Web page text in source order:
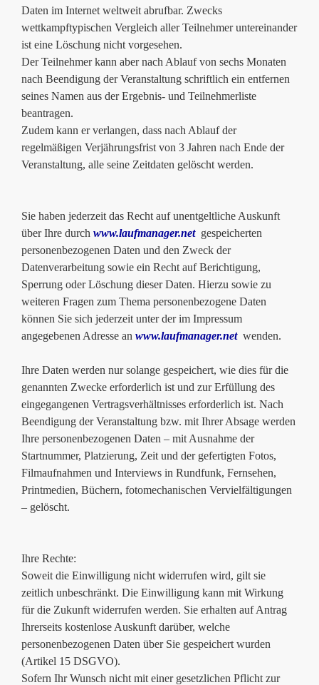
Daten im Internet weltweit abrufbar. Zwecks
wettkampftypischen Vergleich aller Teilnehmer untereinander
ist eine Löschung nicht vorgesehen.
Der Teilnehmer kann aber nach Ablauf von sechs Monaten
nach Beendigung der Veranstaltung schriftlich ein entfernen
seines Namen aus der Ergebnis- und Teilnehmerliste
beantragen.
Zudem kann er verlangen, dass nach Ablauf der
regelmäßigen Verjährungsfrist von 3 Jahren nach Ende der
Veranstaltung, alle seine Zeitdaten gelöscht werden.
Sie haben jederzeit das Recht auf unentgeltliche Auskunft
über Ihre durch www.laufmanager.netgespeicherten
personenbezogenen Daten und den Zweck der
Datenverarbeitung sowie ein Recht auf Berichtigung,
Sperrung oder Löschung dieser Daten. Hierzu sowie zu
weiteren Fragen zum Thema personenbezogene Daten
können Sie sich jederzeit unter der im Impressum
angegebenen Adresse an www.laufmanager.netwenden.
Ihre Daten werden nur solange gespeichert, wie dies für die
genannten Zwecke erforderlich ist und zur Erfüllung des
eingegangenen Vertragsverhältnisses erforderlich ist. Nach
Beendigung der Veranstaltung bzw. mit Ihrer Absage werden
Ihre personenbezogenen Daten – mit Ausnahme der
Startnummer, Platzierung, Zeit und der gefertigten Fotos,
Filmaufnahmen und Interviews in Rundfunk, Fernsehen,
Printmedien, Büchern, fotomechanischen Vervielfältigungen
– gelöscht.
Ihre Rechte:
Soweit die Einwilligung nicht widerrufen wird, gilt sie
zeitlich unbeschränkt. Die Einwilligung kann mit Wirkung
für die Zukunft widerrufen werden. Sie erhalten auf Antrag
Ihrerseits kostenlose Auskunft darüber, welche
personenbezogenen Daten über Sie gespeichert wurden
(Artikel 15 DSGVO).
Sofern Ihr Wunsch nicht mit einer gesetzlichen Pflicht zur